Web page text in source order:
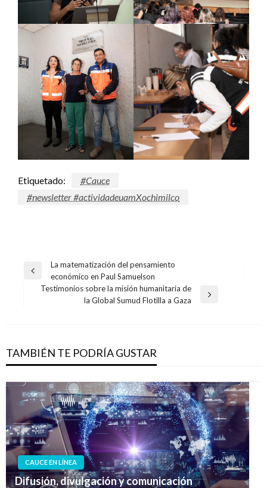
Etiquetado:
#Cauce
#newsletter #actividadeuamXochimilco
Navegación
Entrada
anterior
La matematización del pensamiento
económico en Paul Samuelson
Testimonios sobre la misión humanitaria de
la Global Sumud Flotilla a Gaza
TAMBIÉN TE PODRÍA GUSTAR
CAUCE EN LÍNEA
Difusión, divulgación y comunicación